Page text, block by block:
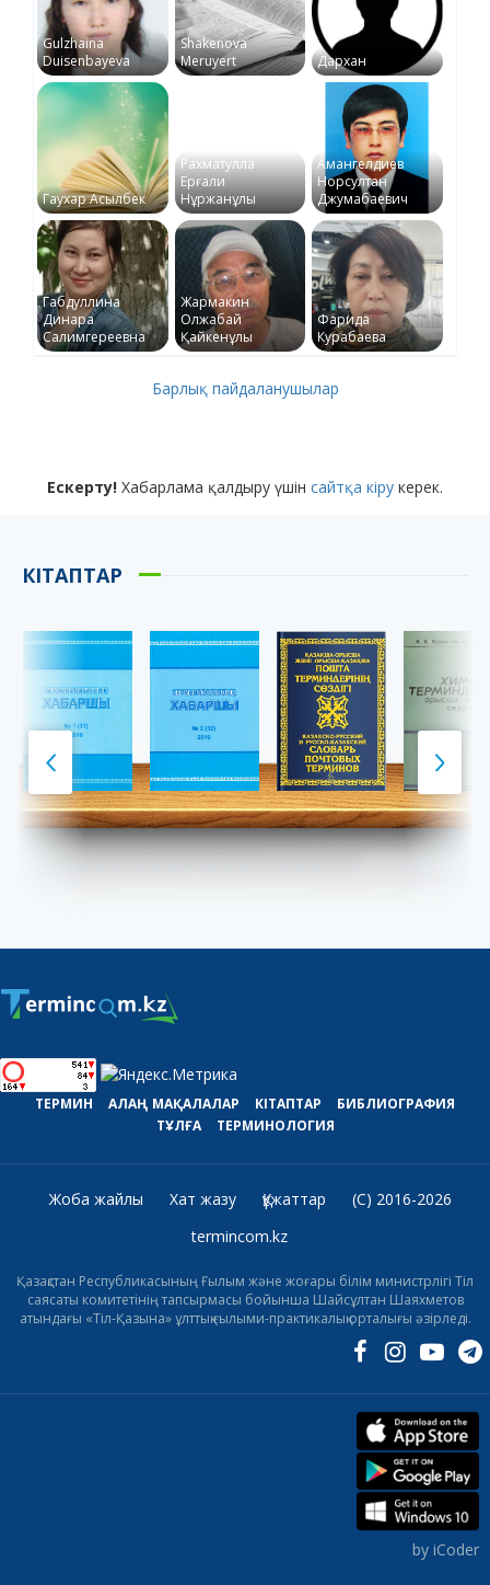
Gulzhaina
Duisenbayeva
Shakenova
Meruyert
Дархан
Гаухар Асылбек
Рахматулла
Ерғали
Нұржанұлы
Амангелдиев
Норсултан
Джумабаевич
Габдуллина
Динара
Салимгереевна
Жармакин
Олжабай
Қайкенұлы
Фарида
Курабаева
Барлық пайдаланушылар
Ескерту! Хабарлама қалдыру үшін сайтқа кіру керек.
КІТАПТАР
ТЕРМИН АЛАҢ МАҚАЛАЛАР КІТАПТАР
БИБЛИОГРАФИЯ
ТҰЛҒА
ТЕРМИНОЛОГИЯ
Жоба жайлы Хат жазу Құжаттар
(C) 2016-2026
termincom.kz
Қазақстан Республикасының Ғылым және жоғары білім министрлігі Тіл
саясаты комитетінің тапсырмасы бойынша Шайсұлтан Шаяхметов
атындағы «Тіл-Қазына» ұлттық ғылыми-практикалық орталығы әзірледі.
by iCoder